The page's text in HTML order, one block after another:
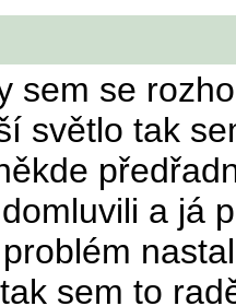
sem se
světlo tak
a já
sem to